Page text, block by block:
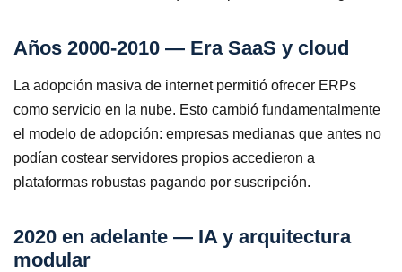
Años 2000-2010 — Era SaaS y cloud
La adopción masiva de internet permitió ofrecer ERPs
como servicio en la nube. Esto cambió fundamentalmente
el modelo de adopción: empresas medianas que antes no
podían costear servidores propios accedieron a
plataformas robustas pagando por suscripción.
2020 en adelante — IA y arquitectura
modular